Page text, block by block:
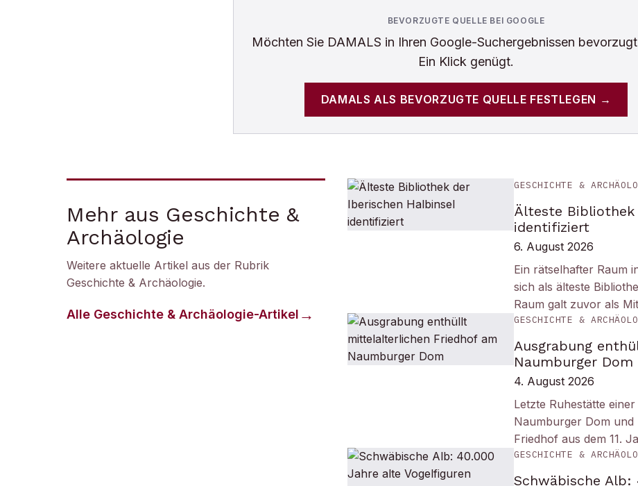
BEVORZUGTE QUELLE BEI GOOGLE
Möchten Sie DAMALS in Ihren Google-Suchergebnissen
Ein Klick genügt.
DAMALS ALS BEVORZUGTE QUELLE FESTLEGEN →
Mehr aus Geschichte &
Archäologie
Weitere aktuelle Artikel aus der Rubrik
Geschichte & Archäologie.
Alle Geschichte & Archäologie-Artikel
GESCHICHTE &
Älteste Bibliothek
identifiziert
6. August 2026
Ein rätselhafter Raum
sich als älteste
Raum galt zuvor als
GESCHICHTE &
Ausgrabung
Naumburger Dom
4. August 2026
Letzte Ruhestätte
Naumburger Dom und
Friedhof aus dem 11.
GESCHICHTE &
Schwäbische Alb: